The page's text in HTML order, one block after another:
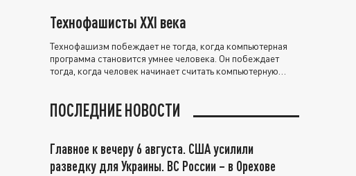
Технофашисты XXI века
Технофашизм побеждает не тогда, когда компьютерная
программа становится умнее человека. Он побеждает
тогда, когда человек начинает считать компьютерную
ПОСЛЕДНИЕ НОВОСТИ
Главное к вечеру 6 августа. США усилили
разведку для Украины. ВС России – в Орехове